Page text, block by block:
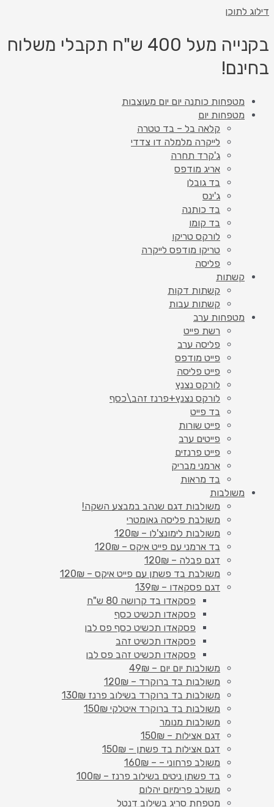
דילוג לתוכן
בקנייה מעל 400 ש"ח תקבלי משלוח
בחינם!
מטפחות כותנה יום יום מעוצבות
מטפחות יום
קלאה בל – בד טטרה
לייקרה מלמלה דו צדדי
ג'קרד תחרה
אריג מודפס
בד גובלן
ג'ינס
בד כותנה
בד קומו
לורקס טריקו
טריקו מודפס לייקרה
פליסה
קשתות
קשתות דקות
קשתות עבות
מטפחות ערב
רשת פייט
פליסה ערב
פייט מודפס
פייט פליסה
לורקס נצנץ
לורקס נצנץ+פרנז זהב\כסף
בד פייט
פייט שורות
פייטים ערב
פייט פרנזים
ארמני מבריק
בד מראות
משולבות
משולבות דגם שנהב במבצע השקה!
משולבת פליסה גאומטרי
משולבות לימונצ'לו – 120₪
בד ארמני עם פייט איקס – 120₪
דגם פבלה – 120₪
משולבת בד פשתן עם פייט איקס – 120₪
דגם פסקאדו – 139₪
פסקאדו בד קרושה 80 ש"ח
פסקאדו תכשיט כסף
פסקאדו תכשיט כסף פס לבן
פסקאדו תכשיט זהב
פסקאדו תכשיט זהב פס לבן
משולבות יום יום – 49₪
משולבות בד ברוקרד – 120₪
משולבות בד ברוקרד בשילוב פרנז 130₪
משולבות בד ברוקרד איטלקי 150₪
משולבות מנומר
דגם אצילות – 150₪
דגם אצילות בד פשתן – 150₪
משולב פרחוני – – 160₪
בד פשתן ניטים בשילוב פרנז – 100₪
משולב פרימיום יהלום
מטפחת סריג בשילוב דנטל